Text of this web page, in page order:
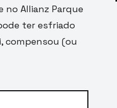
no Allianz Parque
ter esfriado
compensou (ou